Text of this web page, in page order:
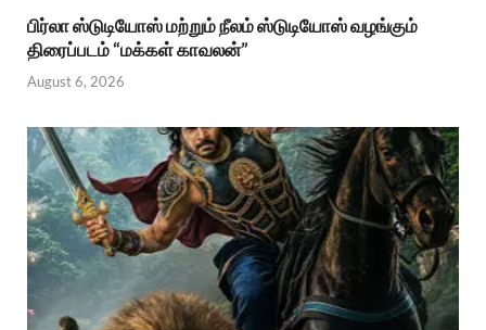
பிர்லா ஸ்டுடியோஸ் மற்றும் நீலம் ஸ்டுடியோஸ் வழங்கும்
திரைப்படம் “மக்கள் காவலன்”
August 6, 2026